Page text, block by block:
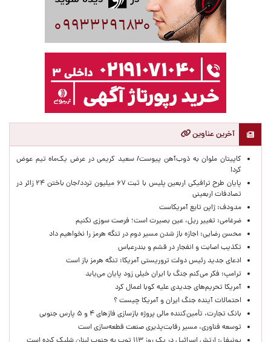
آخرین عناوین
کاپیتان ملوان به ذوب‌آهن پیوست/ سعید کریمی در عرض یک‌ماه تیم عوض
کرد!
پایان طرح ترافیکی اربعین پلیس با ثبت ۶۷ میلیون تردد/جان باختن ۲۴ زائر در
تصادفات اربعینی
مدودف: ژاپن تابع آمریکاست
ضرغامی: تغییر ریل، عین بصیرت است؛ فرصت سوزی نکنیم
محسن رضایی: اجازه باز شدن مسیر دوم در تنگه هرمز را نخواهیم داد
تکذیب اصابت و انفجار در قشم و بندرعباس
ادعای جدید رئیس دولت تروریستی آمریکا: تنگه هرمز باز است
ترامپ: فکر می‌کنم جنگ با ایران خیلی زود پایان می‌یابد
آمریکا تحریم‌های جدیدی علیه کوبا اعمال کرد
احتمالات آینده جنگ ایران و آمریکا چیست ؟
بانک تجارت، تأمین‌کننده مالی پروژه بازسازی فازهای ۴ و ۵ پارس جنوبی
توسعه فناوری، مسیر رقابت‌پذیری صنعت قطعه‌سازی است